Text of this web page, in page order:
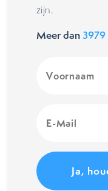
zijn.
Meer dan3979
(Vereist)
Mail